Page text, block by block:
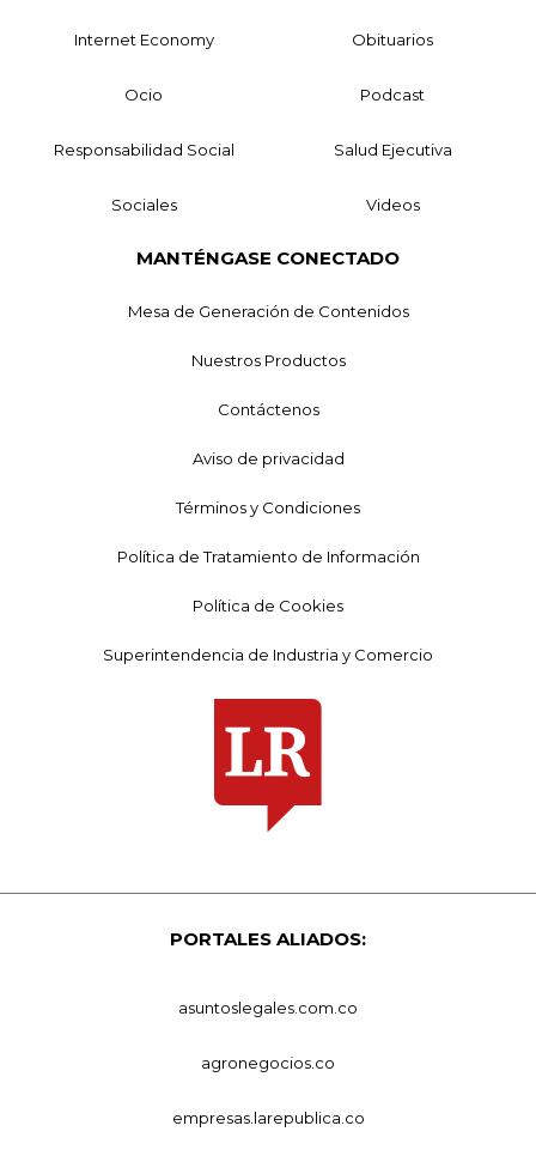
Internet Economy Obituarios
Ocio Podcast
Responsabilidad Social Salud Ejecutiva
Sociales Videos
MANTÉNGASE CONECTADO
Mesa de Generación de Contenidos
Nuestros Productos
Contáctenos
Aviso de privacidad
Términos y Condiciones
Política de Tratamiento de Información
Política de Cookies
Superintendencia de Industria y Comercio
PORTALES ALIADOS:
asuntoslegales.com.co
agronegocios.co
empresas.larepublica.co